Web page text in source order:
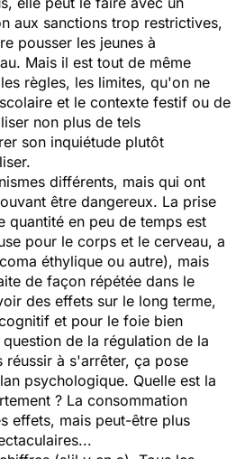
aux sanctions trop restrictives,
pousser les jeunes à
Mais il est tout de même
règles, les limites, qu'on ne
et le contexte festif ou de
non plus de tels
son inquiétude plutôt
différents, mais qui ont
être dangereux. La prise
en peu de temps est
pour le corps et le cerveau, a
éthylique ou autre), mais
de façon répétée dans le
des effets sur le long terme,
et pour le foie bien
de la régulation de la
réussir à s'arrêter, ça pose
psychologique. Quelle est la
? La consommation
effets, mais peut-être plus